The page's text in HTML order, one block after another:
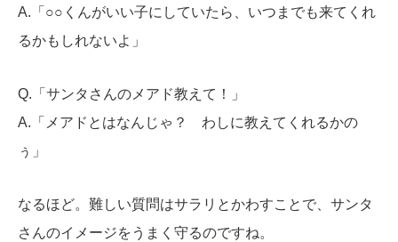
A.「○○くんがいい子にしていたら、いつまでも来てくれ
るかもしれないよ」
Q.「サンタさんのメアド教えて！」
A.「メアドとはなんじゃ？ わしに教えてくれるかの
ぅ」
なるほど。難しい質問はサラリとかわすことで、サンタ
さんのイメージをうまく守るのですね。